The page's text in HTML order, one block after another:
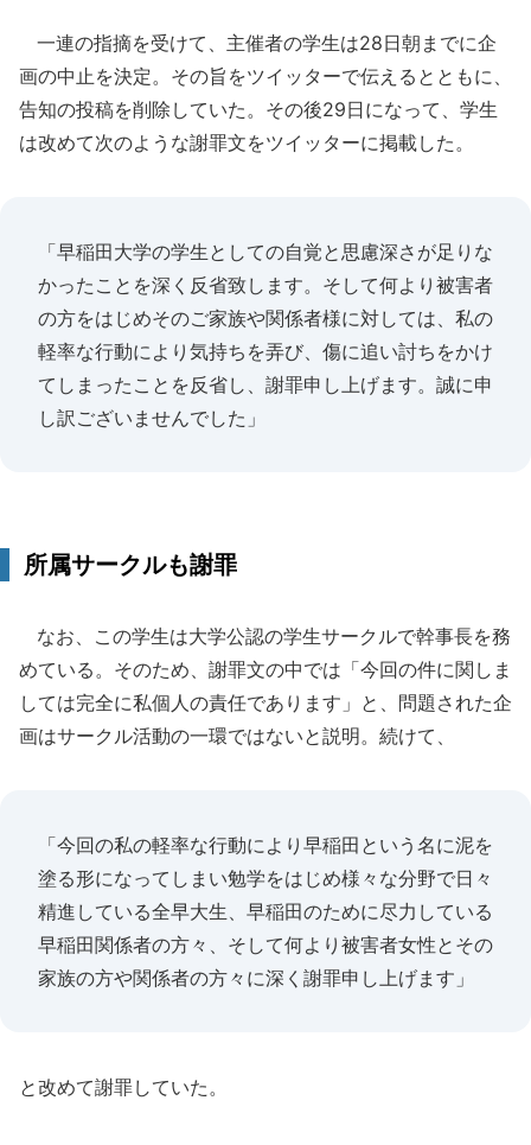
一連の指摘を受けて、主催者の学生は28日朝までに企
画の中止を決定。その旨をツイッターで伝えるとともに、
告知の投稿を削除していた。その後29日になって、学生
は改めて次のような謝罪文をツイッターに掲載した。
「早稲田大学の学生としての自覚と思慮深さが足りな
かったことを深く反省致します。そして何より被害者
の方をはじめそのご家族や関係者様に対しては、私の
軽率な行動により気持ちを弄び、傷に追い討ちをかけ
てしまったことを反省し、謝罪申し上げます。誠に申
し訳ございませんでした」
所属サークルも謝罪
なお、この学生は大学公認の学生サークルで幹事長を務
めている。そのため、謝罪文の中では「今回の件に関しま
しては完全に私個人の責任であります」と、問題された企
画はサークル活動の一環ではないと説明。続けて、
「今回の私の軽率な行動により早稲田という名に泥を
塗る形になってしまい勉学をはじめ様々な分野で日々
精進している全早大生、早稲田のために尽力している
早稲田関係者の方々、そして何より被害者女性とその
家族の方や関係者の方々に深く謝罪申し上げます」
と改めて謝罪していた。